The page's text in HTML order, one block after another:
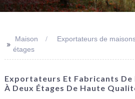
>> Maison
Exportateurs de
étages
Exportateurs Et Fabricants
À Deux Étages De Haute